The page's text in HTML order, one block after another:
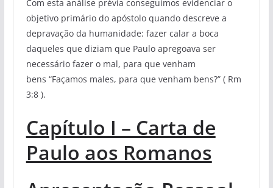
Com esta análise prévia conseguimos evidenciar o
objetivo primário do apóstolo quando descreve a
depravação da humanidade: fazer calar a boca
daqueles que diziam que Paulo apregoava ser
necessário fazer o mal, para que venham
bens “Façamos males, para que venham bens?” ( Rm
3:8 ).
Capítulo I – Carta de
Paulo aos Romanos